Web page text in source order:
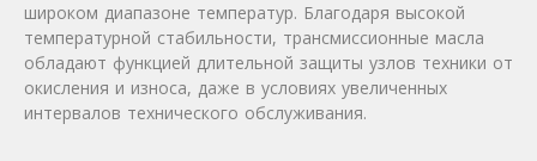
широком диапазоне температур. Благодаря высокой
температурной стабильности, трансмиссионные масла
обладают функцией длительной защиты узлов техники от
окисления и износа, даже в условиях увеличенных
интервалов технического обслуживания.